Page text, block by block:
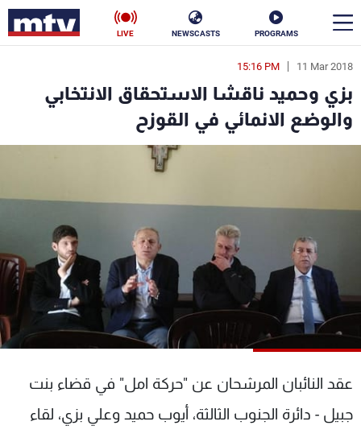
PROGRAMS
NEWSCASTS
LIVE
11 Mar 2018
15:16 PM
بزي وحميد ناقشا الاستحقاق الانتخابي
والوضع الانمائي في القوزح
عقد النائبان المرشحان عن "حركة امل" في قضاء بنت
جبيل - دائرة الجنوب الثالثة، أيوب حميد وعلي بزي، لقاء
en
الأخبار
سياسة ناس
كأس العالم
البرامج
جدول البرامج
شاهد البرامج